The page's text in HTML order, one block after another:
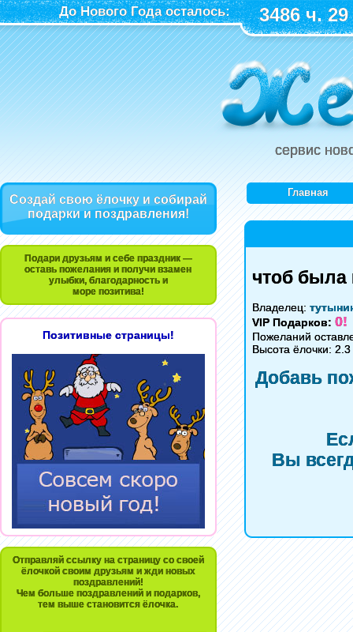
До Нового Года осталось: 3486 ч.
сервис
Создай свою ёлочку и собирай
подарки и поздравления!
Подари друзьям и себе праздник —
оставь пожелания и получи взамен
улыбки, благодарность и
море позитива!
Позитивные страницы!
Отправляй ссылку на страницу со своей
ёлочкой своим друзьям и жди новых
поздравлений!
Чем больше поздравлений и подарков,
тем выше становится ёлочка.
Главная
чтоб была
Владелец:
VIP Подарков: 0!
Пожеланий
Высота ёлочки:
Добавь
Вы